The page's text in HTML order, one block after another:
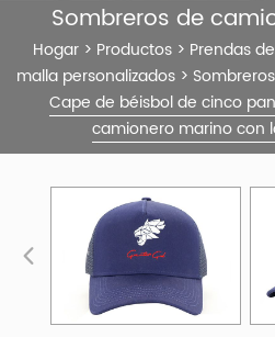
Sombreros de
Hogar > Productos > Prendas
malla personalizados>
Cape de béisbol de cinco
camionero marino con